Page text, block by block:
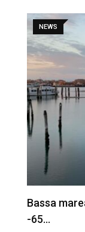
NEWS
Bassa
-65…